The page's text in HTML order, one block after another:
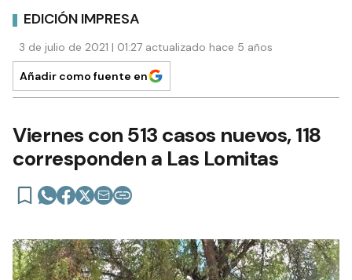
EDICIÓN IMPRESA
3 de julio de 2021 | 01:27 actualizado hace 5 años
Añadir como fuente en
Viernes con 513 casos nuevos, 118
corresponden a Las Lomitas